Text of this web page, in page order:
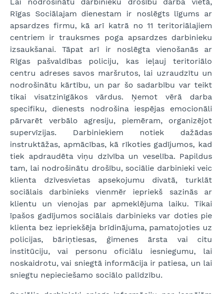
Rīgas Sociālajam dienestam ir noslēgts līgums ar
apsardzes firmu, kā arī katrā no 11 teritoriālajiem
centriem ir trauksmes poga apsardzes darbinieku
izsaukšanai. Tāpat arī ir noslēgta vienošanās ar
Rīgas pašvaldības policiju, kas ieļauj teritoriālo
centru adreses savos maršrutos, lai uzraudzītu un
nodrošinātu kārtību, un par šo sadarbību var teikt
tikai visatzinīgākos vārdus. Ņemot vērā darba
specifiku, dienests nodrošina iespējas emocionāli
pārvarēt verbālo agresiju, piemēram, organizējot
supervīzijas. Darbiniekiem notiek dažādas
instruktāžas, apmācības, kā rīkoties gadījumos, kad
tiek apdraudēta viņu dzīvība un veselība. Papildus
tam, lai nodrošinātu drošību, sociālie darbinieki veic
klienta dzīvesvietas apsekojumu divatā, turklāt
sociālais darbinieks vienmēr iepriekš sazinās ar
klientu un vienojas par apmeklējuma laiku. Tikai
īpašos gadījumos sociālais darbinieks var doties pie
klienta bez iepriekšēja brīdinājuma, pamatojoties uz
policijas, bāriņtiesas, ģimenes ārsta vai citu
institūciju, vai personu oficiālu iesniegumu, lai
noskaidrotu, vai sniegtā informācija ir patiesa, un lai
sniegtu nepieciešamo sociālo palīdzību.